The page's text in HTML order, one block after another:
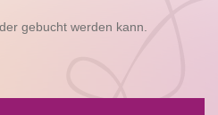
gebucht werden kann.